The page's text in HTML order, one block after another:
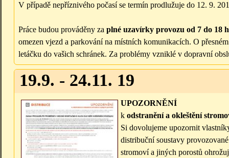
V případě nepříznivého počasí se termín prodlužuje do 12. 9.
Práce budou prováděny za plné uzavírky provozu od 7 do 18
omezen vjezd a parkování na místních komunikacích. O
letáčku do vašich schránek. Za problémy vzniklé v dopravní
19.9. - 24.11. 19
UPOZORNĚNÍ
k odstranění a okleštění
Si dovolujeme upozornit
distribuční soustavy
stromoví a jiných porostů